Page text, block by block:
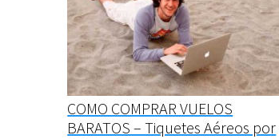
COMO COMPRAR VUELOS
BARATOS – Tiquetes Aéreos por